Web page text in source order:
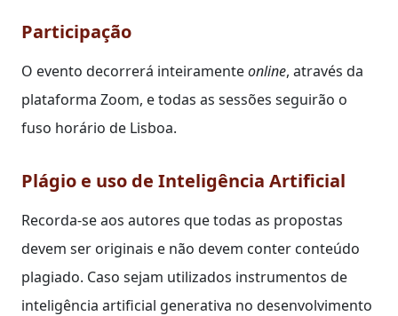
Participação
O evento decorrerá inteiramenteonline, através da
plataforma Zoom, e todas as sessões seguirão o
fuso horário de Lisboa.
Plágio e uso de Inteligência Artificial
Recorda-se aos autores que todas as propostas
devem ser originais e não devem conter conteúdo
plagiado. Caso sejam utilizados instrumentos de
inteligência artificial generativa no desenvolvimento